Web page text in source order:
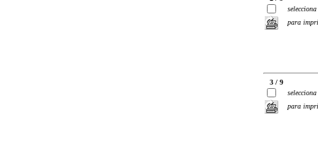
selecciona
para
3 / 9
selecciona
para